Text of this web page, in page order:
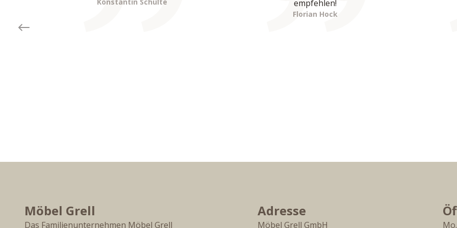
empfehlen!
Florian Hock
Möbel Grell
Das Familienunternehmen Möbel Grell
Adresse
Möbel Grell GmbH